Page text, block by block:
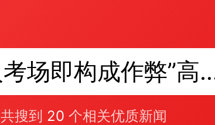
“带入考场即构成
共搜到 20 个相关优质新闻